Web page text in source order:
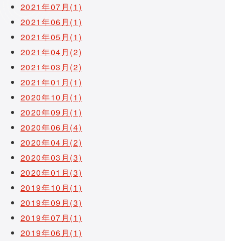
2021年07月(1)
2021年06月(1)
2021年05月(1)
2021年04月(2)
2021年03月(2)
2021年01月(1)
2020年10月(1)
2020年09月(1)
2020年06月(4)
2020年04月(2)
2020年03月(3)
2020年01月(3)
2019年10月(1)
2019年09月(3)
2019年07月(1)
2019年06月(1)